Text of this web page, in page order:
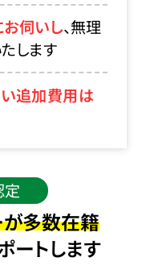
伺いし、無理
します
追加費用は
定
が多数在籍
ートします